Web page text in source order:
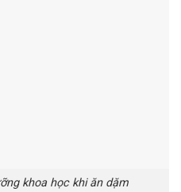
khoa học khi ăn dặm